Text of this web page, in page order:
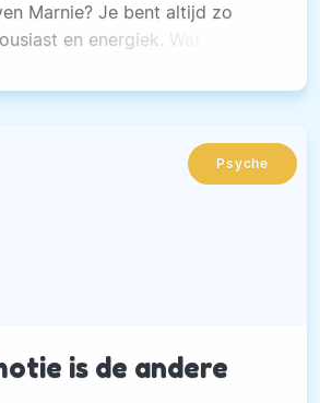
Marnie? Je bent altijd zo
en energiek. Wat dacht
Psyche
is de andere